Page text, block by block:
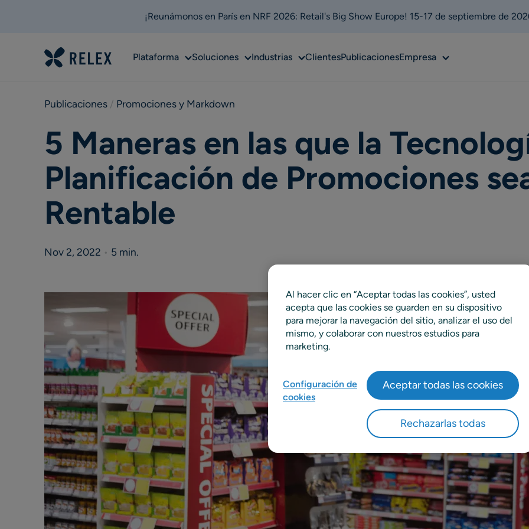
¡Reunámonos en París en NRF 2026: Retail's Big Show Europe! 15-17 de septiembre de
PlataformaSubSolucionesSubIndustriasSubClientesPublicacionesEmpresaSub
Publicaciones / Promociones y Markdown
5 Maneras en las que la
Planificación de Promociones
Rentable
Nov 2, 2022 • 5 min.
Al hacer clic en “Aceptar todas las cookies”, usted
acepta que las cookies se guarden en su dispositivo
para mejorar la navegación del sitio, analizar el uso del
mismo, y colaborar con nuestros estudios para
marketing.
Configuración de
cookies
Rechazarlas todas
Aceptar todas las cookies